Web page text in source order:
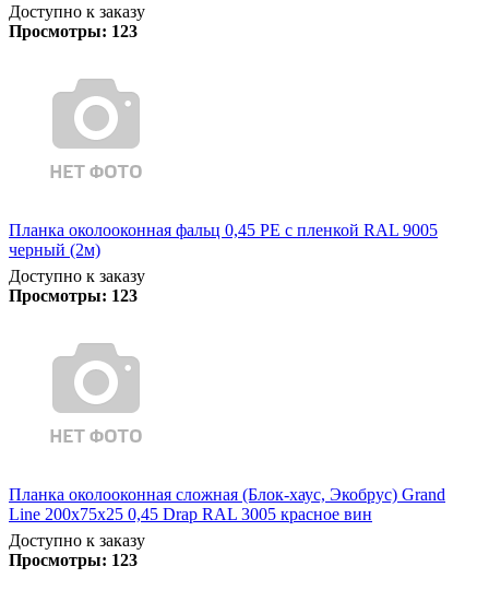
Доступно к заказу
Просмотры: 123
Планка околооконная фальц 0,45 PE с пленкой RAL 9005
черный (2м)
Доступно к заказу
Просмотры: 123
Планка околооконная сложная (Блок-хаус, Экобрус) Grand
Line 200х75х25 0,45 Drap RAL 3005 красное вин
Доступно к заказу
Просмотры: 123